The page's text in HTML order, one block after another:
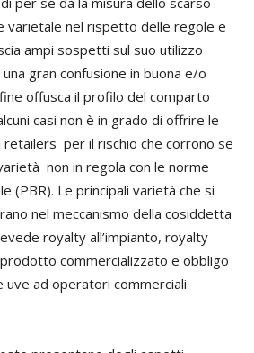
varietale nel rispetto delle regole e
ampi sospetti sul suo utilizzo
gran confusione in buona e/o
offusca il profilo del comparto
casi non è in grado di offrire le
retailers per il rischio che corrono se
non in regola con le norme
(PBR). Le principali varietà che si
nel meccanismo della cosiddetta
royalty all’impianto, royalty
commercializzato e obbligo
ad operatori commerciali